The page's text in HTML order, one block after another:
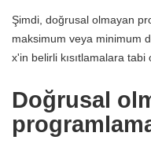
Şimdi, doğrusal olmayan
maksimum veya minimum
x'in belirli kısıtlamalara tabi
Doğrusal